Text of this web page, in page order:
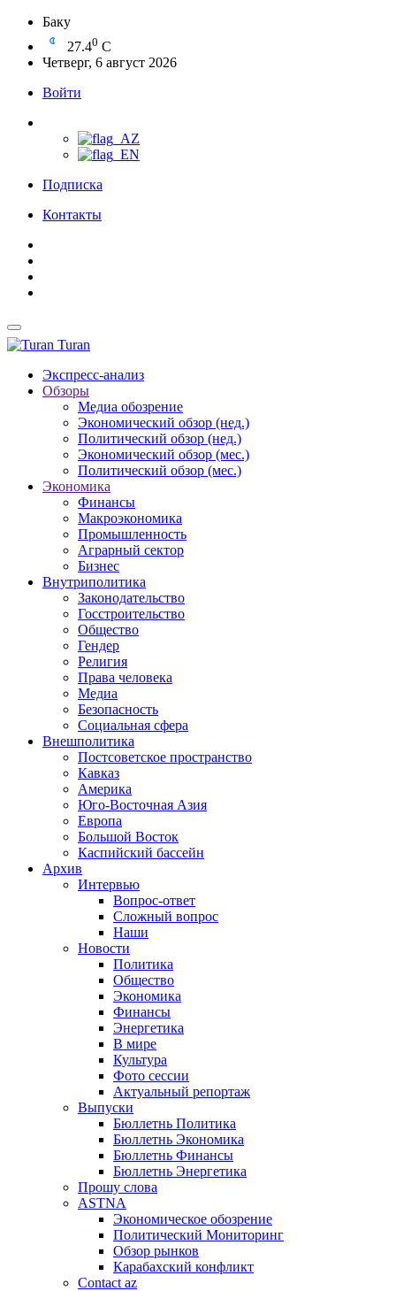
Баку
27.40 C
Четверг, 6 август 2026
Войти
Подписка
Контакты
Turan
Экспресс-анализ
Обзоры
Медиа обозрение
Экономический обзор (нед.)
Политический обзор (нед.)
Экономический обзор (мес.)
Политический обзор (мес.)
Экономика
Финансы
Макроэкономика
Промышленность
Аграрный сектор
Бизнес
Внутриполитика
Законодательство
Госстроительство
Общество
Гендер
Религия
Права человека
Медиа
Безопасность
Социальная сфера
Внешполитика
Постсоветское пространство
Кавказ
Америка
Юго-Восточная Азия
Европа
Большой Восток
Каспийский бассейн
Архив
Интервью
Вопрос-ответ
Сложный вопрос
Наши
Новости
Политика
Общество
Экономика
Финансы
Энергетика
В мире
Культура
Фото сессии
Актуальный репортаж
Выпуски
Бюллетнь Политика
Бюллетнь Экономика
Бюллетнь Финансы
Бюллетнь Энергетика
Прошу слова
ASTNA
Экономическое обозрение
Политический Мониторинг
Обзор рынков
Карабахский конфликт
Contact az